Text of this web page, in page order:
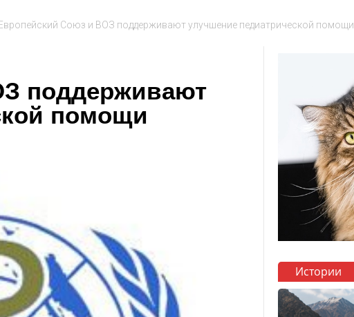
Европейский Союз и ВОЗ поддерживают улучшение педиатрической помощи
поддерживают
помощи
Истории